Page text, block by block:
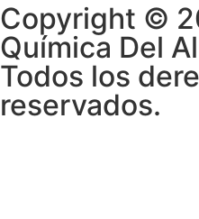
Copyright ©
Química Del
Todos los
reservados.